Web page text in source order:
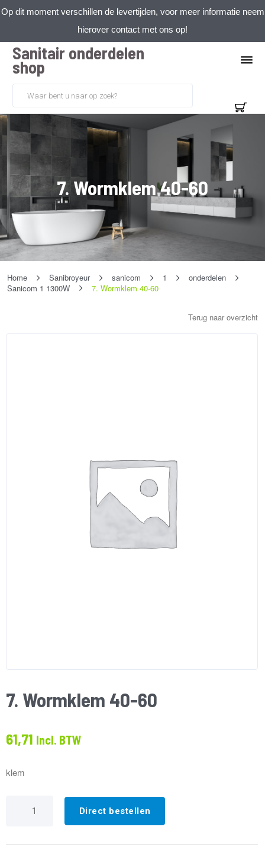
Op dit moment verschillen de levertijden, voor meer informatie neem
hierover contact met ons op!
Sanitair onderdelen
shop
7. Wormklem 40-60
Home Sanibroyeur sanicom 1
onderdelen
Sanicom 1 1300W
7. Wormklem 40-60
Terug naar overzicht
7. Wormklem 40-60
61,71 Incl. BTW
klem
Wormklem
Direct bestellen